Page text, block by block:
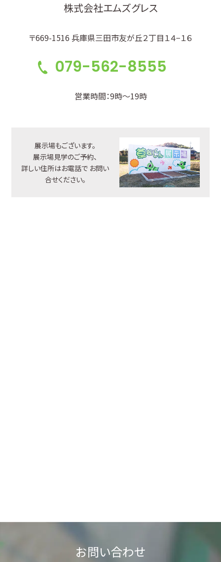
株式会社エムズグレス
〒669-1516 兵庫県三田市友が丘２丁目１４−１６
079-562-8555
営業時間：9時～19時
展示場もございます。
展示場見学のご予約、
詳しい住所はお電話で お問い
合せください。
お問い合わせ